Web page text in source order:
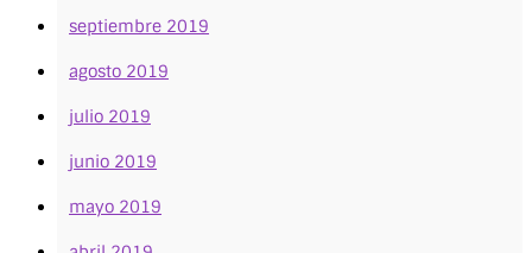
septiembre 2019
agosto 2019
julio 2019
junio 2019
mayo 2019